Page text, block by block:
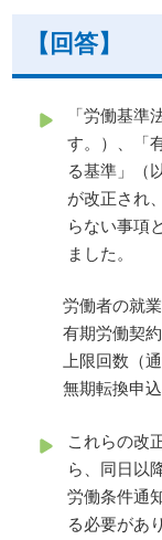
【回答】
「労働基
す。）、「
る基準」（
が改正され
らない事項
ました。
労働者の就
有期労働契
上限回数（
無期転換申
これらの改
ら、同日以
労働条件通
る必要があ